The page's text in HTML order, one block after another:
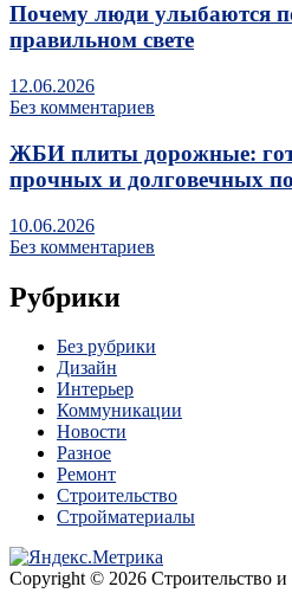
Почему люди улыбаются
правильном свете
12.06.2026
Без комментариев
ЖБИ плиты дорожные:
прочных и долговечных
10.06.2026
Без комментариев
Рубрики
Без рубрики
Дизайн
Интерьер
Коммуникации
Новости
Разное
Ремонт
Строительство
Стройматериалы
Copyright © 2026 Строительство